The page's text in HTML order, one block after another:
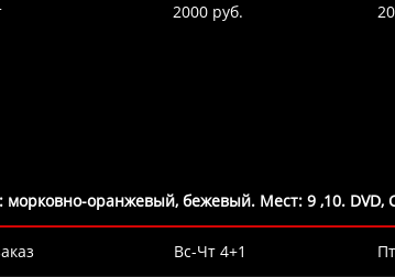
2000 руб.
морковно-оранжевый, бежевый. Мест: 9 ,10. DVD,
Вс-Чт 4+1